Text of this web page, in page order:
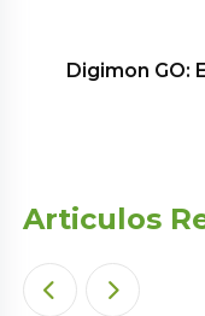
Digimon GO:
Articulos